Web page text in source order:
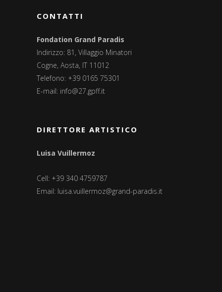
CONTATTI
Fondation Grand Paradis
Indirizzo: 81, Villaggio Minatori
Cogne, Aosta, IT 11012
Telefono: +39 0165 75301
E-mail: info@27.gpff.it
DIRETTORE ARTISTICO
Luisa Vuillermoz
Cell: +39 340 4759787
Email: luisa.vuillermoz@grand-paradis.it